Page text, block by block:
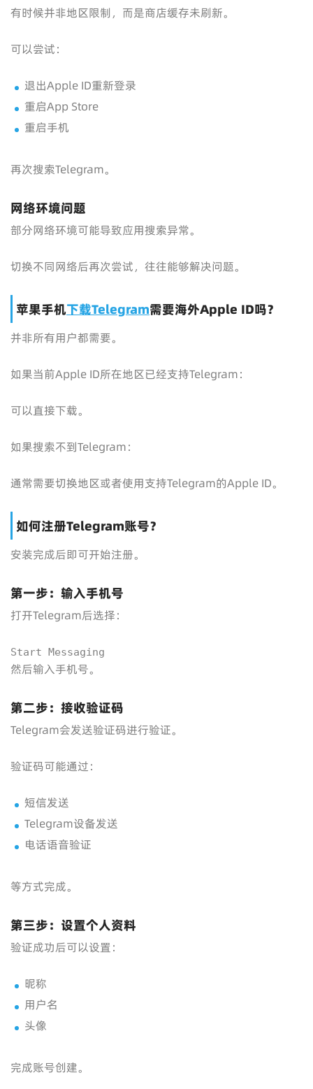
有时候并非地区限制，而是商店缓存未刷新。
可以尝试：
退出Apple ID重新登录
重启App Store
重启手机
再次搜索Telegram。
网络环境问题
部分网络环境可能导致应用搜索异常。
切换不同网络后再次尝试，往往能够解决问题。
苹果手机下载Telegram需要海外Apple ID吗？
并非所有用户都需要。
如果当前Apple ID所在地区已经支持Telegram：
可以直接下载。
如果搜索不到Telegram：
通常需要切换地区或者使用支持Telegram的Apple ID。
如何注册Telegram账号？
安装完成后即可开始注册。
第一步：输入手机号
打开Telegram后选择：
Start Messaging
然后输入手机号。
第二步：接收验证码
Telegram会发送验证码进行验证。
验证码可能通过：
短信发送
Telegram设备发送
电话语音验证
等方式完成。
第三步：设置个人资料
验证成功后可以设置：
昵称
用户名
头像
完成账号创建。